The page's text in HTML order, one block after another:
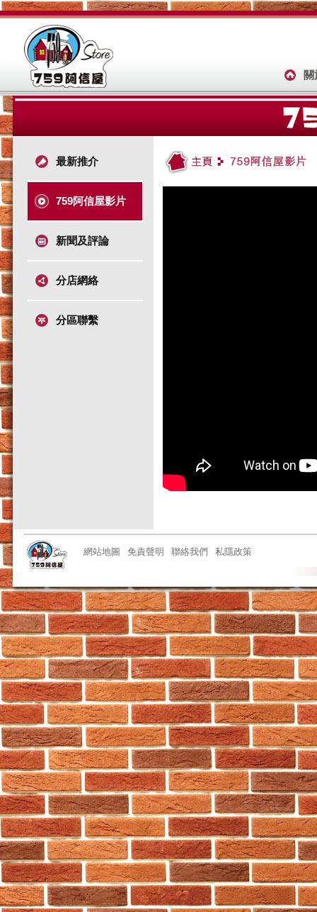
最新推介
759阿信屋影片
新聞及評論
分店網絡
分區聯繫
網站地圖 免責聲明 聯絡我們 私隱政策